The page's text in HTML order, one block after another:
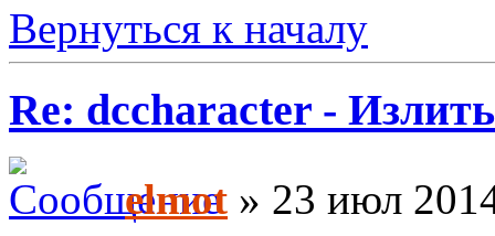
Вернуться к началу
Re: dccharacter -
elmot » 23 июл